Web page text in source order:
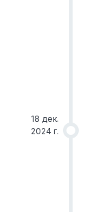
18 дек.
2024 г.